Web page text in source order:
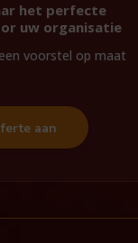
het perfecte
uw organisatie
voorstel op maat
aan